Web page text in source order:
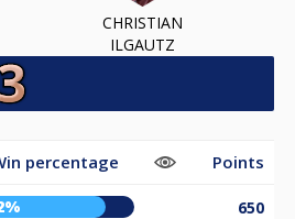
CHRISTIAN
ILGAUTZ
percentage Points
650